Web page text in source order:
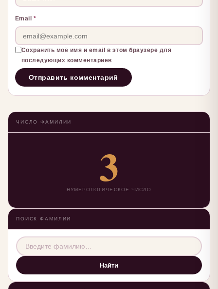
Email *
Сохранить моё имя и email в этом браузере для
последующих комментариев
ЧИСЛО ФАМИЛИИ
3
НУМЕРОЛОГИЧЕСКОЕ ЧИСЛО
ПОИСК ФАМИЛИИ
Найти